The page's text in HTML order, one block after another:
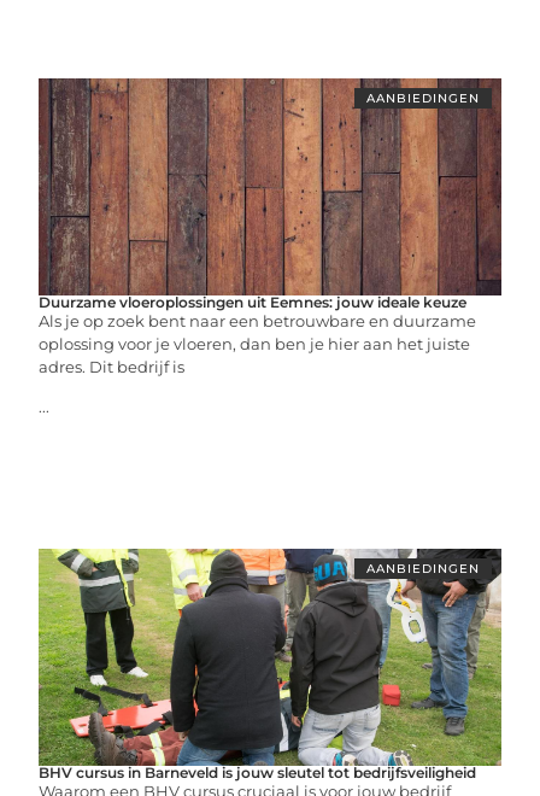
AANBIEDINGEN
Duurzame vloeroplossingen uit Eemnes: jouw ideale keuze
Als je op zoek bent naar een betrouwbare en duurzame
oplossing voor je vloeren, dan ben je hier aan het juiste
adres. Dit bedrijf is
...
AANBIEDINGEN
BHV cursus in Barneveld is jouw sleutel tot bedrijfsveiligheid
Waarom een BHV cursus cruciaal is voor jouw bedrijf